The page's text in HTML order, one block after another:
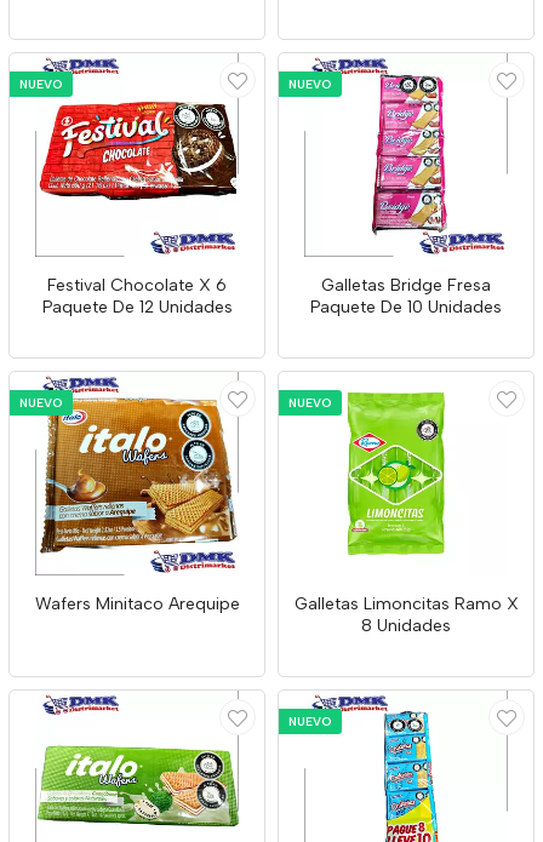
NUEVO
Festival Chocolate X 6
Paquete De 12 Unidades
NUEVO
Galletas Bridge Fresa
Paquete De 10 Unidades
NUEVO
Wafers Minitaco Arequipe
NUEVO
Galletas Limoncitas Ramo X
8 Unidades
NUEVO